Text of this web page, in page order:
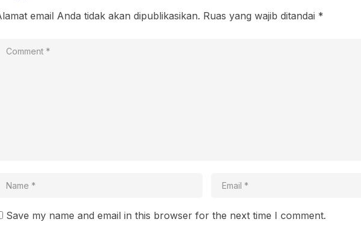
email Anda tidak akan dipublikasikan. Ruas yang wajib ditandai *
Save my name and email in this browser for the next time I comment.